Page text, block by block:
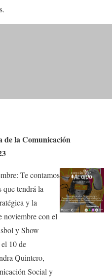
de la Comunicación
Te contamos
que tendrá la
y la
noviembre con el
y Show
10 de
Quintero,
Social y